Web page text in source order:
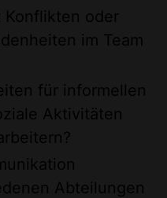
Konflikten oder
im Team
für informellen
Aktivitäten
Abteilungen